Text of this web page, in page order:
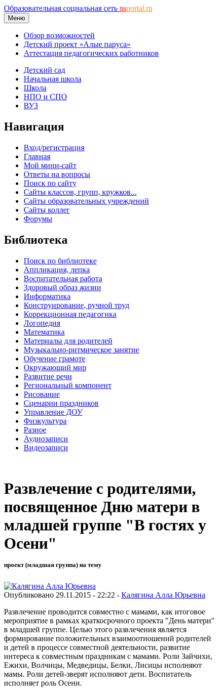
Образовательная социальная сеть nsportal.ru
Меню
Обзор возможностей
Детский проект «Алые паруса»
Аттестация педагогических работников
Детский сад
Начальная школа
Школа
НПО и СПО
ВУЗ
Навигация
Вход/регистрация
Главная
Мой мини-сайт
Ответы на вопросы
Поиск по сайту
Сайты классов, групп, кружков...
Сайты образовательных учреждений
Сайты коллег
Форумы
Библиотека
Поиск по библиотеке
Аппликация, лепка
Воспитательная работа
Здоровый образ жизни
Информатика
Конструирование, ручной труд
Коррекционная педагогика
Логопедия
Математика
Материалы для родителей
Музыкально-ритмическое занятие
Обучение грамоте
Окружающий мир
Развитие речи
Региональный компонент
Рисование
Сценарии праздников
Управление ДОУ
Физкультура
Разное
Аудиозаписи
Видеозаписи
Развлечение с родителями,
посвященное Дню матери в
младшей группе "В гостях у
Осени"
проект (младшая группа) на тему
Опубликовано 29.11.2015 - 22:22 - Калягина Алла Юрьевна
Развлечение проводится совместно с мамами, как итоговое
мероприятие в рамках краткосрочного проекта "День матери"
в младшей группе. Целью этого развлечения является
формирование положительных взаимоотношений родителей
и детей в процессе совместной деятельности, развитие
интереса к совместным праздникам с мамами. Роли Зайчихи,
Ежихи, Волчицы, Медведицы, Белки, Лисицы исполняют
мамы. Роли детей-зверят исполняют дети. Воспитатель
исполняет роль Осени.